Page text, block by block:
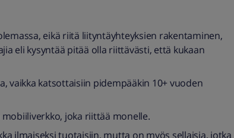
eikä riitä liityntäyhteyksien rakentaminen,
eli kysyntää pitää olla riittävästi, että kukaan
vaikka katsottaisiin pidempääkin 10+ vuoden
joka riittää monelle.
ilmaiseksi tuotaisiin, mutta on myös sellaisia, jotka